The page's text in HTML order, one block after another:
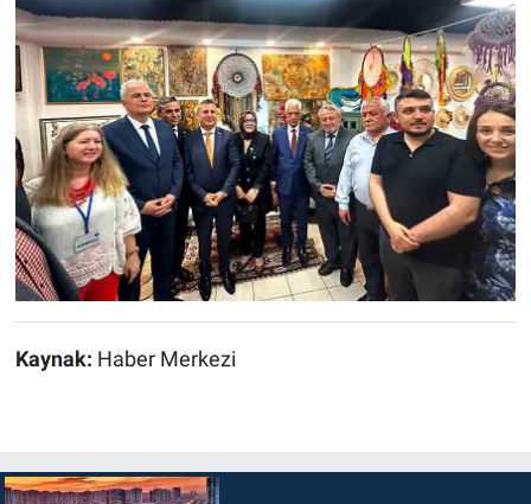
Kaynak: Haber Merkezi